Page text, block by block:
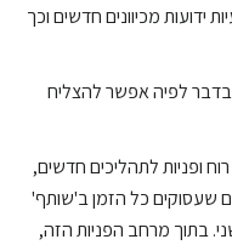
ידועות מכיוונים חדשים וכך
בדבר לפיה אפשר להצליח
ופניות לתהליכים חדשים,
שעסוקים כל הזמן ב'שותף'
בתוך מרחב הפניות הזה,